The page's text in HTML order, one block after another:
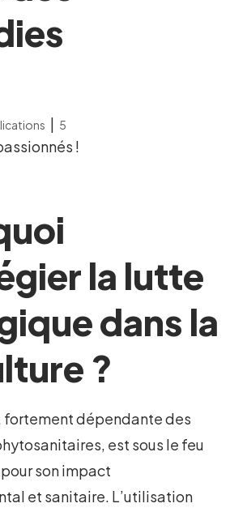
| 5
!
la lutte
dans la
?
fortement dépendante des
est sous le feu
son impact
et sanitaire. L’utilisation